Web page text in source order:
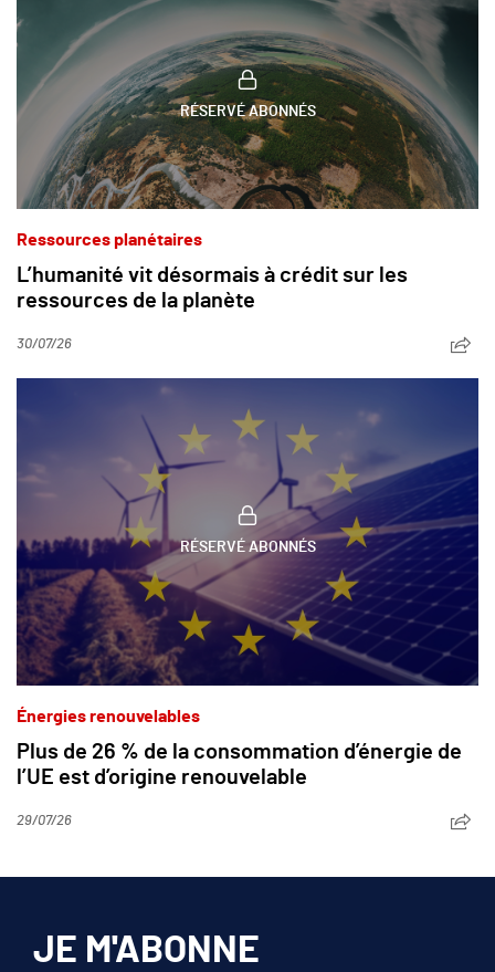
RÉSERVÉ ABONNÉS
Ressources planétaires
L’humanité vit désormais à crédit sur les
ressources de la planète
30/07/26
RÉSERVÉ ABONNÉS
Énergies renouvelables
Plus de 26 % de la consommation d’énergie de
l’UE est d’origine renouvelable
29/07/26
JE M'ABONNE